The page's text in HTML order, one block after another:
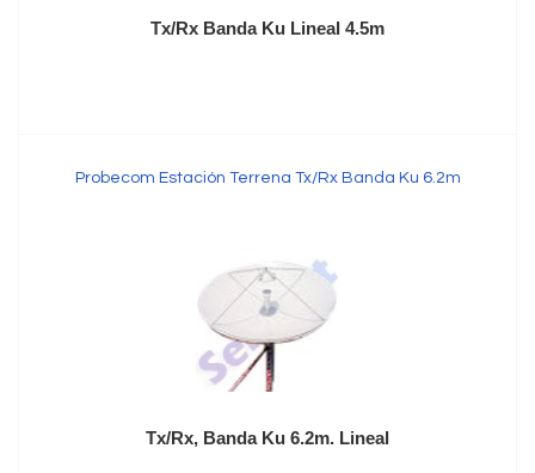
Tx/Rx Banda Ku Lineal 4.5m
Probecom Estación Terrena Tx/Rx Banda Ku 6.2m
Tx/Rx, Banda Ku 6.2m. Lineal